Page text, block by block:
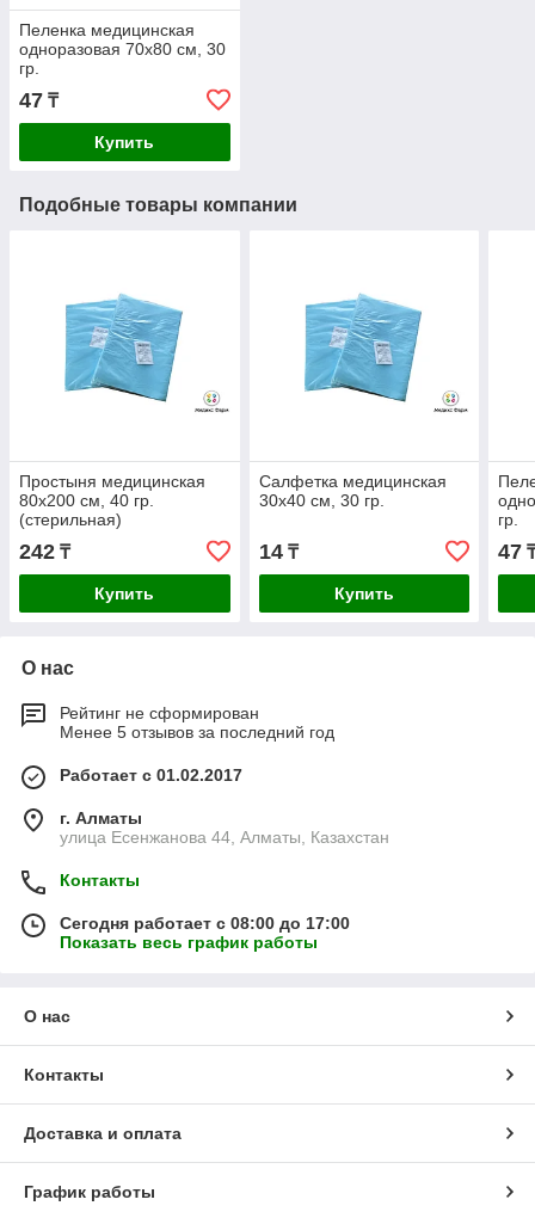
Пеленка медицинская
одноразовая 70х80 см, 30
гр.
47 ₸
Купить
Подобные товары компании
Простыня медицинская
80х200 см, 40 гр.
(стерильная)
242 ₸
Купить
Салфетка медицинская
30х40 см, 30 гр.
14₸
Купить
гр.
47
О нас
Рейтинг не сформирован
Менее 5 отзывов за последний год
Работает с 01.02.2017
г. Алматы
улица Есенжанова 44, Алматы, Казахстан
Контакты
Сегодня работает с 08:00 до 17:00
Показать весь график работы
О нас
Контакты
Доставка и оплата
График работы